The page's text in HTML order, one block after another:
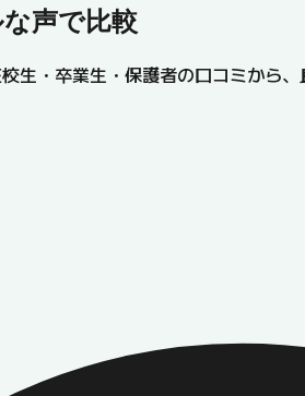
声で比較
生・卒業生・保護者の口コミから